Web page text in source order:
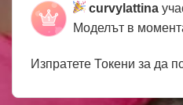
curvylattina
Моделът в
Изпратете Токени за да